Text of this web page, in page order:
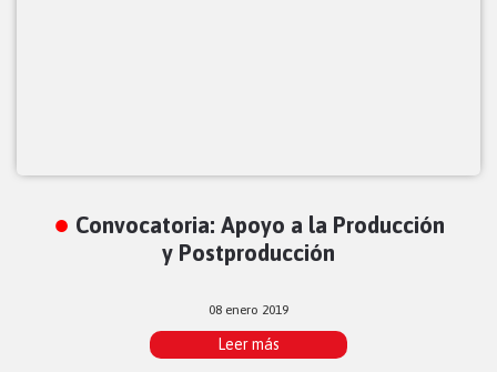
Convocatoria: Apoyo a la Producción
y Postproducción
08 enero 2019
Leer más